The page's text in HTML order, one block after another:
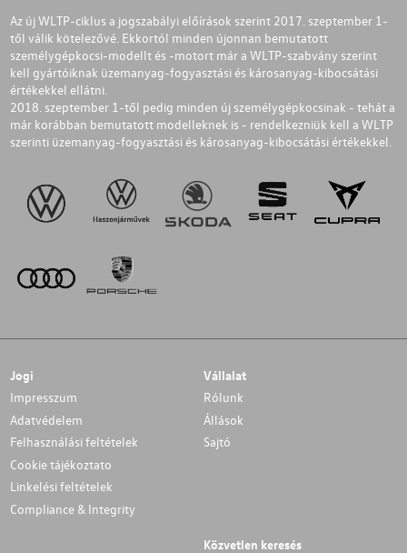
Az új WLTP-ciklus a jogszabályi előírások szerint 2017. szeptember 1-
től válik kötelezővé. Ekkortól minden újonnan bemutatott
személygépkocsi-modellt és -motort már a WLTP-szabvány szerint
kell gyártóiknak üzemanyag-fogyasztási és károsanyag-kibocsátási
értékekkel ellátni.
2018. szeptember 1-től pedig minden új személygépkocsinak - tehát a
már korábban bemutatott modelleknek is - rendelkezniük kell a WLTP
szerinti üzemanyag-fogyasztási és károsanyag-kibocsátási értékekkel.
Jogi
Impresszum
Adatvédelem
Felhasználási feltételek
Cookie tájékoztato
Linkelési feltételek
Compliance & Integrity
Vállalat
Rólunk
Állások
Sajtó
Közvetlen keresés